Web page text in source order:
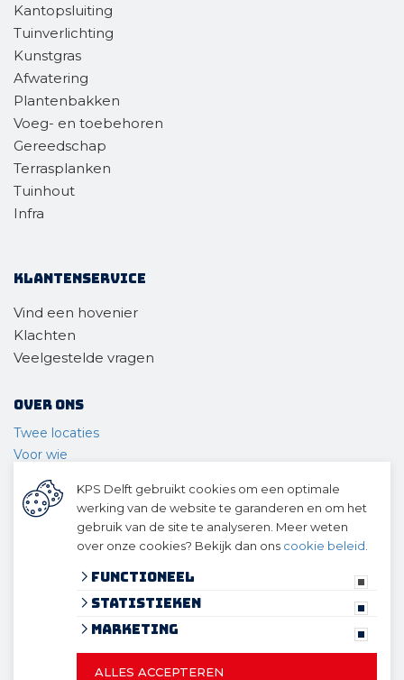
Kantopsluiting
Tuinverlichting
Kunstgras
Afwatering
Plantenbakken
Voeg- en toebehoren
Gereedschap
Terrasplanken
Tuinhout
Infra
Klantenservice
Vind een hovenier
Klachten
Veelgestelde vragen
Over ons
Twee locaties
Voor wie
Ons team
Geschiedenis
© 2026 KPS Delft
algemene voorwaarden
KPS Delft gebruikt cookies om een optimale
werking van de website te garanderen en om het
gebruik van de site te analyseren. Meer weten
over onze cookies? Bekijk dan ons cookie beleid
Functioneel
Statistieken
Marketing
ALLES ACCEPTEREN